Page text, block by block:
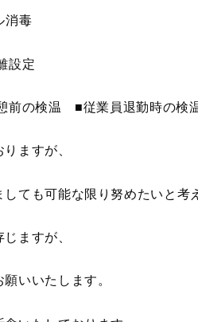
消毒
設定
前の検温 ■従業員退勤時の検
ますが、
ても可能な限り努めたいと考
ますが、
いいたします。